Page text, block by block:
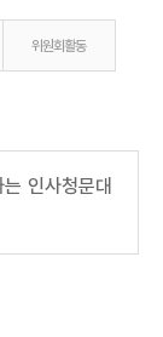
위원회활동
인사청문대